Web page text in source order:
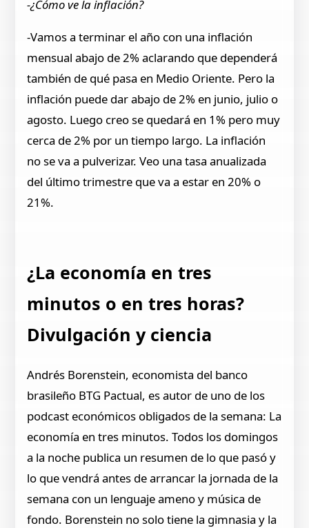
-¿Cómo ve la inflación?
-Vamos a terminar el año con una inflación
mensual abajo de 2% aclarando que dependerá
también de qué pasa en Medio Oriente. Pero la
inflación puede dar abajo de 2% en junio, julio o
agosto. Luego creo se quedará en 1% pero muy
cerca de 2% por un tiempo largo. La inflación
no se va a pulverizar. Veo una tasa anualizada
del último trimestre que va a estar en 20% o
21%.
¿La economía en tres
minutos o en tres horas?
Divulgación y ciencia
Andrés Borenstein, economista del banco
brasileño BTG Pactual, es autor de uno de los
podcast económicos obligados de la semana: La
economía en tres minutos. Todos los domingos
a la noche publica un resumen de lo que pasó y
lo que vendrá antes de arrancar la jornada de la
semana con un lenguaje ameno y música de
fondo. Borenstein no solo tiene la gimnasia y la